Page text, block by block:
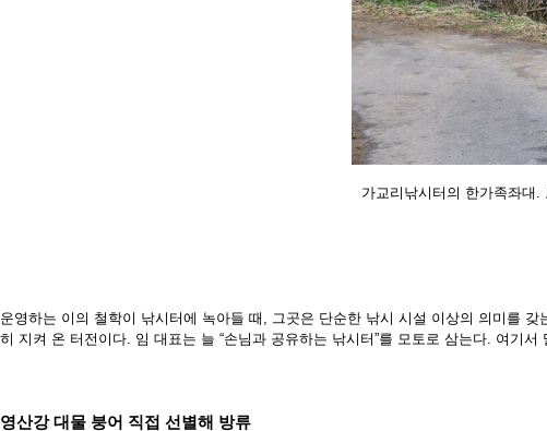
가교리낚시터의 한가족좌대
운영하는 이의 철학이 낚시터에 녹아들 때, 그곳은 단순한 낚시 시설 이상의 의미 를 갖
히 지켜 온 터전이다. 임 대표는 늘 “손님과 공유하는 낚시터”를 모토로 삼는다. 여기서
영산강 대물 붕어 직접 선별해 방류